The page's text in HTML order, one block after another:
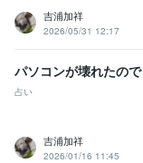
吉浦加祥
2026/05/31 12:17
パソコンが壊れたので
占い
吉浦加祥
2026/01/16 11:45